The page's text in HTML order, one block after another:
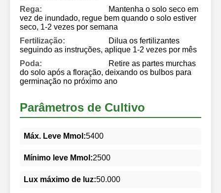
Rega:
Mantenha o solo seco em
vez de inundado, regue bem quando o solo estiver
seco, 1-2 vezes por semana
Fertilização:
Dilua os fertilizantes
seguindo as instruções, aplique 1-2 vezes por mês
Poda:
Retire as partes murchas
do solo após a floração, deixando os bulbos para
germinação no próximo ano
Parâmetros de Cultivo
Máx. Leve Mmol:5400
Mínimo leve Mmol:2500
Lux máximo de luz:50.000